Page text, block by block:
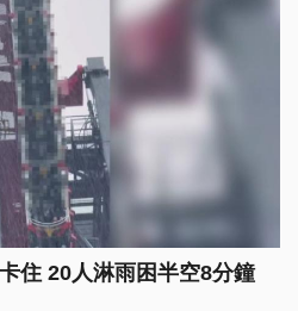
住 20人淋雨困半空8分鐘